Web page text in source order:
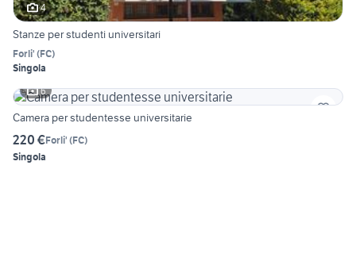
4
Stanze per studenti universitari
Forli' (FC)
Singola
6
Camera per studentesse universitarie
220 €Forli' (FC)
Singola